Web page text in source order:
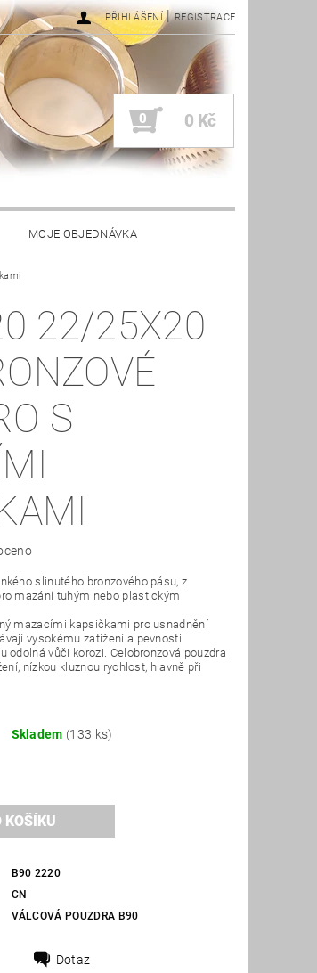
PŘIHLÁŠENÍ | REGISTRACE
0 0 Kč
MOJE OBJEDNÁVKA
22/25X20
S
slinutého bronzového pásu, z
mazání tuhým nebo plastickým
mazacími kapsičkami pro usnadnění
vysokému zatížení a pevnosti
odolná vůči korozi. Celobronzová pouzdra
nízkou kluznou rychlost, hlavně při
Skladem (133 ks)
B90 2220
CN
VÁLCOVÁ POUZDRA B90
Dotaz